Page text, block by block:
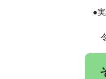
●実
令